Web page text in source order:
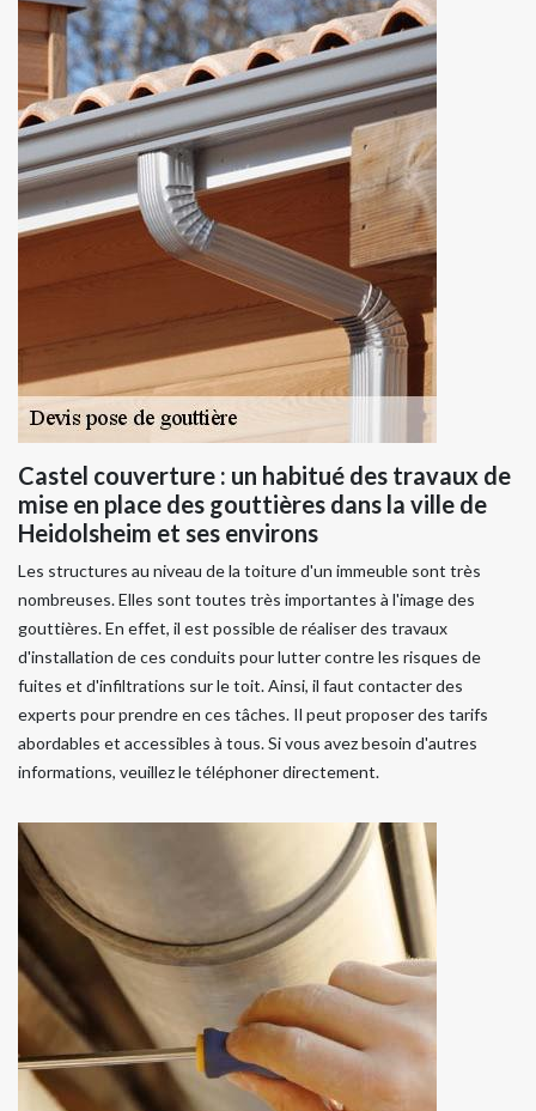
Castel couverture : un habitué des travaux de
mise en place des gouttières dans la ville de
Heidolsheim et ses environs
Les structures au niveau de la toiture d'un immeuble sont très
nombreuses. Elles sont toutes très importantes à l'image des
gouttières. En effet, il est possible de réaliser des travaux
d'installation de ces conduits pour lutter contre les risques de
fuites et d'infiltrations sur le toit. Ainsi, il faut contacter des
experts pour prendre en ces tâches. Il peut proposer des tarifs
abordables et accessibles à tous. Si vous avez besoin d'autres
informations, veuillez le téléphoner directement.